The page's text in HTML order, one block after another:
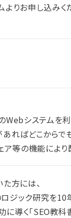
りお申し込みく
システムを利
ればどこからで
ア等の機能によ
方には、
ジック研究を10
導く「SEO教科